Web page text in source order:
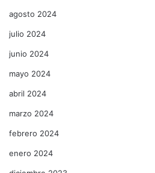
agosto 2024
julio 2024
junio 2024
mayo 2024
abril 2024
marzo 2024
febrero 2024
enero 2024